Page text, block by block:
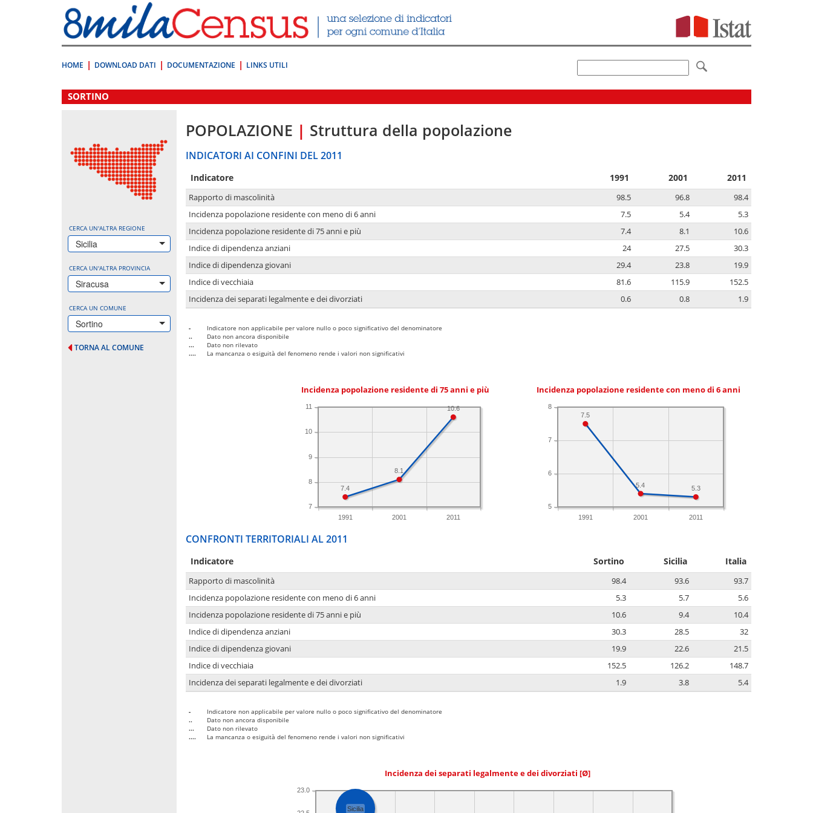
direttamente
a:
Contenuto
HOME DOWNLOAD DATI DOCUMENTAZIONE LINKS UTILI
.
SORTINO
CERCA UN'ALTRA REGIONE
Sicilia
CERCA UN'ALTRA PROVINCIA
Siracusa
CERCA UN COMUNE
Sortino
TORNA AL COMUNE
POPOLAZIONE | Struttura della popolazione
INDICATORI AI CONFINI DEL 2011
Indicatore 1991 2001 2011
Rapporto di mascolinità 98.5 96.8
98.4
Incidenza popolazione residente con meno di 6 anni
7.5 5.4
5.3
Incidenza popolazione residente di 75 anni e più
7.4 8.1
10.6
Indice di dipendenza anziani
24 27.5
30.3
Indice di dipendenza giovani
29.4 23.8
19.9
Indice di vecchiaia
81.6 115.9
152.5
Incidenza dei separati legalmente e dei divorziati
0.6 0.8 1.9
-
Indicatore non applicabile per valore nullo o poco significativo del denominatore
..
Dato non ancora disponibile
...
Dato non rilevato
....
La mancanza o esiguità del fenomeno rende i valori non significativi
Incidenza popolazione residente di 75 anni e più
1991 2001 2011
7
8
9
10
11 10.6
8.1
7.4
Incidenza popolazione residente con meno di 6 anni
1991 2001 2011
5
6
7
8
5.3
5.4
7.5
CONFRONTI TERRITORIALI AL 2011
Indicatore Sortino Sicilia Italia
Rapporto di mascolinità 98.4 93.6
93.7
Incidenza popolazione residente con meno di 6 anni
5.3 5.7
5.6
Incidenza popolazione residente di 75 anni e più
10.6 9.4
10.4
Indice di dipendenza anziani
30.3 28.5
32
Indice di dipendenza giovani
19.9 22.6
21.5
Indice di vecchiaia
152.5 126.2
148.7
Incidenza dei separati legalmente e dei divorziati
1.9 3.8 5.4
-
Indicatore non applicabile per valore nullo o poco significativo del denominatore
..
Dato non ancora disponibile
...
Dato non rilevato
....
La mancanza o esiguità del fenomeno rende i valori non significativi
Incidenza dei separati legalmente e dei divorziati [Ø]
23.0
Sicilia